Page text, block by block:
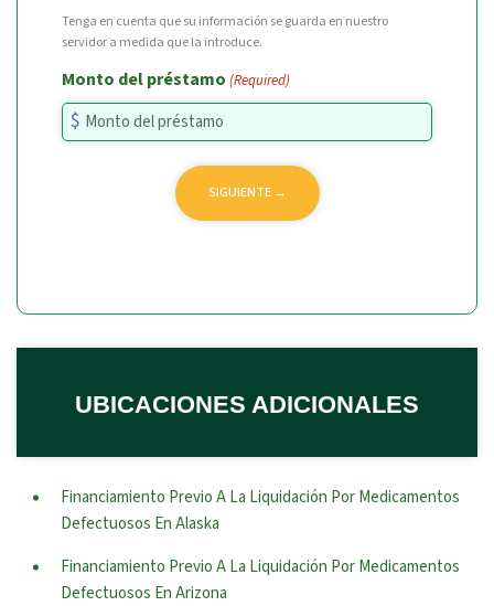
Tenga en cuenta que su información se guarda en nuestro
servidor a medida que la introduce.
Monto del préstamo (Required)
UBICACIONES ADICIONALES
Financiamiento Previo A La Liquidación Por Medicamentos
Defectuosos En Alaska
Financiamiento Previo A La Liquidación Por Medicamentos
Defectuosos En Arizona